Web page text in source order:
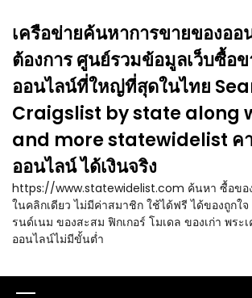
เครือข่ายค้นหาการขายของอ
ต้องการ ศูนย์รวมข้อมูลเว็บซื้อ
ออนไลน์ที่ใหญ่ที่สุดในไทย
Craigslist by state along
and more statewidelist ค
ออนไลน์ ได้เงินจริง
https://www.statewidelist.com ค้นหา ซื้อขอ
ในคลิกเดียว ไม่มีค่าสมาชิก ใช้ได้ฟรี ได้ของถูกใ
รนด์เนม ของสะสม ฟิกเกอร์ โมเดล ของเก่า พระ
ออนไลน์ไม่มีขั้นต่ำ